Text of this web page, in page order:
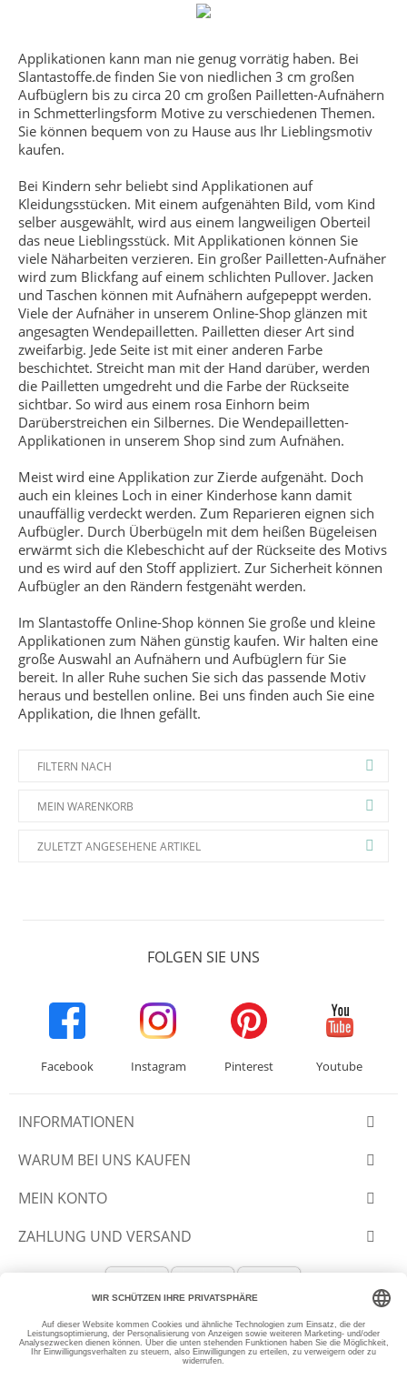
Applikationen kann man nie genug vorrätig haben. Bei
Slantastoffe.de finden Sie von niedlichen 3 cm großen
Aufbüglern bis zu circa 20 cm großen Pailletten-Aufnähern
in Schmetterlingsform Motive zu verschiedenen Themen.
Sie können bequem von zu Hause aus Ihr Lieblingsmotiv
kaufen.
Bei Kindern sehr beliebt sind Applikationen auf
Kleidungsstücken. Mit einem aufgenähten Bild, vom Kind
selber ausgewählt, wird aus einem langweiligen Oberteil
das neue Lieblingsstück. Mit Applikationen können Sie
viele Näharbeiten verzieren. Ein großer Pailletten-Aufnäher
wird zum Blickfang auf einem schlichten Pullover. Jacken
und Taschen können mit Aufnähern aufgepeppt werden.
Viele der Aufnäher in unserem Online-Shop glänzen mit
angesagten Wendepailletten. Pailletten dieser Art sind
zweifarbig. Jede Seite ist mit einer anderen Farbe
beschichtet. Streicht man mit der Hand darüber, werden
die Pailletten umgedreht und die Farbe der Rückseite
sichtbar. So wird aus einem rosa Einhorn beim
Darüberstreichen ein Silbernes. Die Wendepailletten-
Applikationen in unserem Shop sind zum Aufnähen.
Meist wird eine Applikation zur Zierde aufgenäht. Doch
auch ein kleines Loch in einer Kinderhose kann damit
unauffällig verdeckt werden. Zum Reparieren eignen sich
Aufbügler. Durch Überbügeln mit dem heißen Bügeleisen
erwärmt sich die Klebeschicht auf der Rückseite des Motivs
und es wird auf den Stoff appliziert. Zur Sicherheit können
Aufbügler an den Rändern festgenäht werden.
Im Slantastoffe Online-Shop können Sie große und kleine
Applikationen zum Nähen günstig kaufen. Wir halten eine
große Auswahl an Aufnähern und Aufbüglern für Sie
bereit. In aller Ruhe suchen Sie sich das passende Motiv
heraus und bestellen online. Bei uns finden auch Sie eine
Applikation, die Ihnen gefällt.
FILTERN NACH
MEIN WARENKORB
ZULETZT ANGESEHENE ARTIKEL
FOLGEN SIE UNS
Facebook Instagram Pinterest Youtube
INFORMATIONEN
WARUM BEI UNS KAUFEN
MEIN KONTO
ZAHLUNG UND VERSAND